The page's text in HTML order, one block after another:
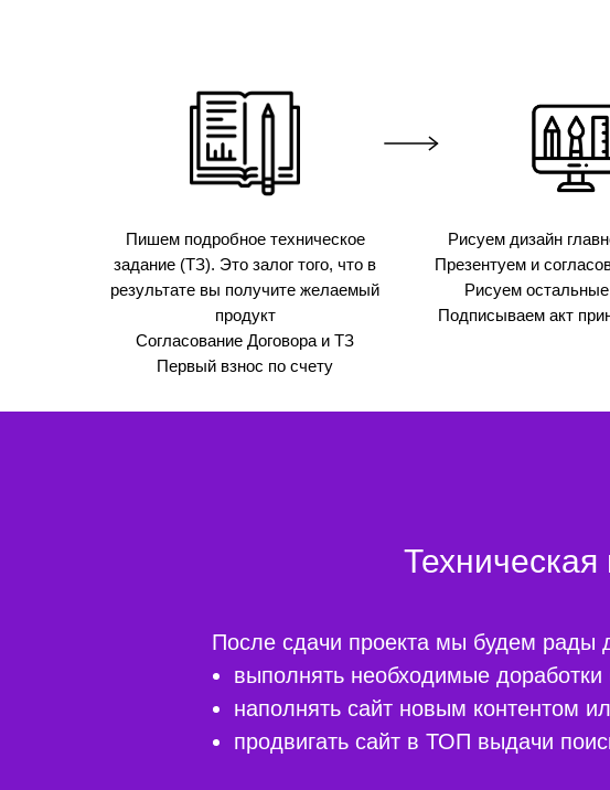
Пишем подробное техническое
задание (ТЗ). Это залог того, что в
результате вы получите желаемый
продукт
Согласование Договора и ТЗ
Первый взнос по счету
Рисуем дизайн
Презентуем и
Рисуем
Подписываем акт
После сдачи проекта мы будем рады
выполнять необходимые доработки
наполнять сайт новым контентом
продвигать сайт в ТОП выдачи